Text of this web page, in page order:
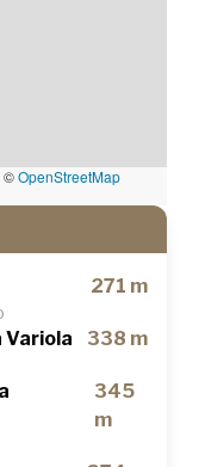
©OpenStreetMap
271 m
Variola 338 m
345
m